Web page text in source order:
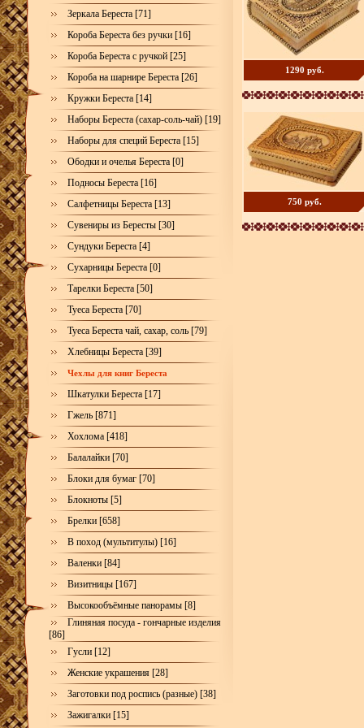
Зеркала Береста [71]
Короба Береста без ручки [16]
Короба Береста с ручкой [25]
Короба на шарнире Береста [26]
Кружки Береста [14]
Наборы Береста (сахар-соль-чай) [19]
Наборы для специй Береста [15]
Ободки и очелья Береста [0]
Подносы Береста [16]
Салфетницы Береста [13]
Сувениры из Бересты [30]
Сундуки Береста [4]
Сухарницы Береста [0]
Тарелки Береста [50]
Туеса Береста [70]
Туеса Береста чай, сахар, соль [79]
Хлебницы Береста [39]
Чехлы для книг Береста
Шкатулки Береста [17]
Гжель [871]
Хохлома [418]
Балалайки [70]
Блоки для бумаг [70]
Блокноты [5]
Брелки [658]
В поход (мультитулы) [16]
Валенки [84]
Визитницы [167]
Высокообъёмные панорамы [8]
Глиняная посуда - гончарные изделия
[86]
Гусли [12]
Женские украшения [28]
Заготовки под роспись (разные) [38]
Зажигалки [15]
1290 руб.
750 руб.